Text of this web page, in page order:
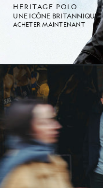
HERITAGE POLO
UNE ICÔNE BRITANNIQUE
ACHETER MAINTENANT